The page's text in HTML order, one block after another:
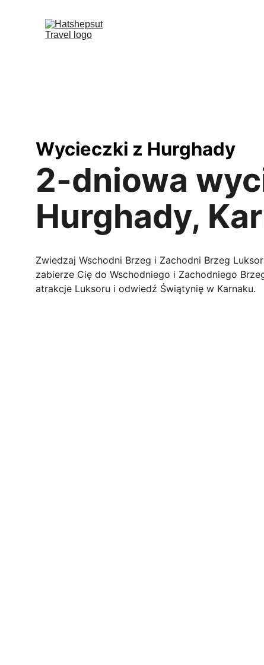
Wycieczki z Hurghady
2-dniowa
Hurghady,
Zwiedzaj Wschodni Brzeg i Zachodni Brzeg
zabierze Cię do Wschodniego i Zachodniego
atrakcje Luksoru i odwiedź Świątynię w Karnaku.